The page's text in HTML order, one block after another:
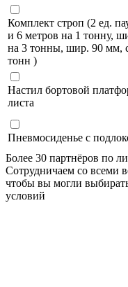
Комплект строп (2 ед.
и 6 метров на 1 тонну,
на 3 тонны, шир. 90 мм,
тонн )
Настил бортовой
листа
Пневмосиденье с
Более 30 партнёров по
Сотрудничаем со всеми
чтобы вы могли
условий